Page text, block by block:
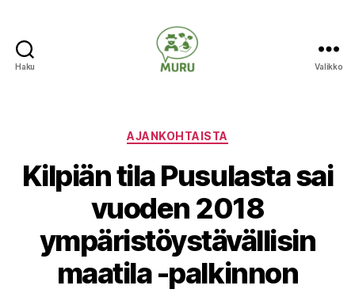
Haku Valikko
Kategoriat
AJANKOHTAISTA
Kilpiän tila Pusulasta sai
vuoden 2018
ympäristöystävällisin
maatila -palkinnon